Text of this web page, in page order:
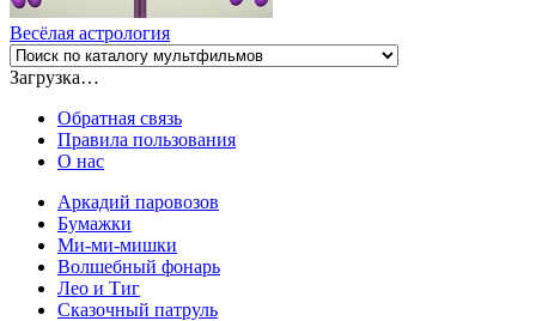
Весёлая астрология
Загрузка…
Обратная связь
Правила пользования
О нас
Аркадий паровозов
Бумажки
Ми-ми-мишки
Волшебный фонарь
Лео и Тиг
Сказочный патруль